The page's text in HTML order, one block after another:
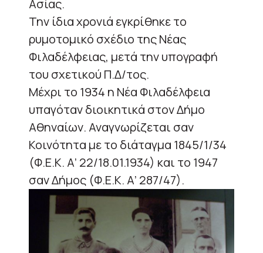
Ασίας.
Την ίδια χρονιά εγκρίθηκε το
ρυμοτομικό σχέδιο της Νέας
Φιλαδέλφειας, μετά την υπογραφή
του σχετικού Π.Δ/τος.
Μέχρι το 1934 η Νέα Φιλαδέλφεια
υπαγόταν διοικητικά στον Δήμο
Αθηναίων. Αναγνωρίζεται σαν
Κοινότητα με το διάταγμα 1845/1/34
(Φ.Ε.Κ. Α’ 22/18.01.1934) και το 1947
σαν Δήμος (Φ.Ε.Κ. Α’ 287/47).